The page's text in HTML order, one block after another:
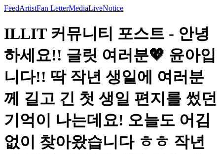
FeedArtistFan LetterMediaLiveNotice
ILLIT 커뮤니티 포스트 - 안녕
하세요!! 글릿 여러분💖 윤아입
니다!! 딱 작년 생일에 여러분
께 길고 긴 첫 생일 편지를 썼던
기억이 나는데요! 오늘도 어김
없이 찾아왔습니다 ㅎㅎ 작년